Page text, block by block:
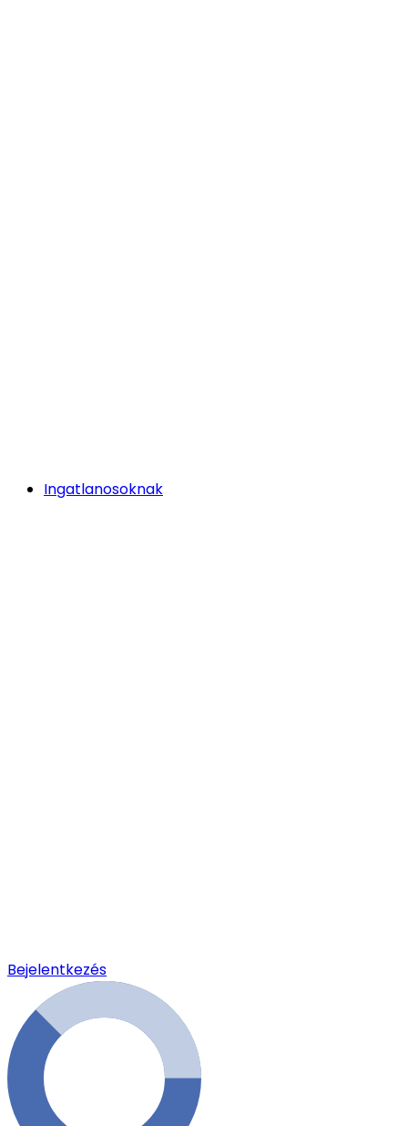
Ingatlanosoknak
Bejelentkezés